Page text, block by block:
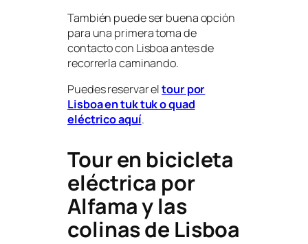
También puede ser buena opción
para una primera toma de
contacto con Lisboa antes de
recorrerla caminando.
Puedes reservar eltour por
Lisboa en tuk tuk o quad
eléctrico aquí.
Tour en bicicleta
eléctrica por
Alfama y las
colinas de Lisboa